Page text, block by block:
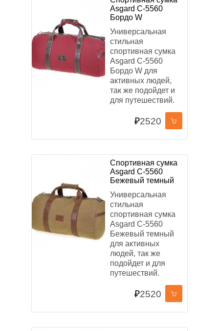
Asgard С-5560
Бордо W
Универсальная
стильная
спортивная сумка
Asgard С-5560
Бордо W для
активных людей,
так же подойдет и
для путешествий.
₽2520
Спортивная сумка
Asgard С-5560
Бежевый темный
Универсальная
стильная
спортивная сумка
Asgard С-5560
Бежевый темный
для активных
людей, так же
подойдет и для
путешествий.
₽2520